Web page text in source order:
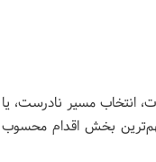
انتخاب مسیر نادرست، یا
بخش اقدام محسوب